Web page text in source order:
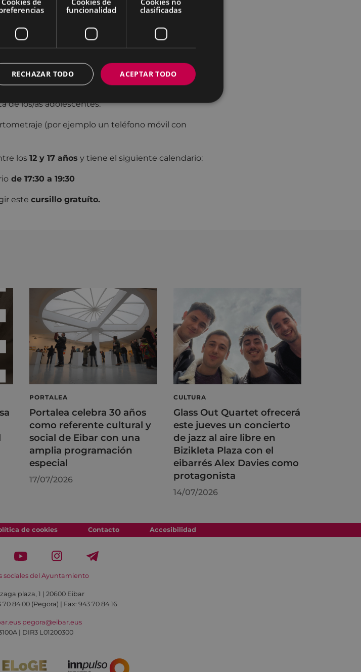
para participar en el concurso juvenil "Beldur
y realizar las grabaciones.
edición y realizar el montaje.
de los/as adolescentes:
(por ejemplo un teléfono móvil con
los 12 y 17 años y tiene el siguiente calendario:
de 17:30 a 19:30
este cursillo gratuíto.
PORTALEA
Portalea celebra 30 años
como referente cultural y
social de Eibar con una
amplia programación
especial
17/07/2026
CULTURA
Glass Out Quartet ofrecerá
este jueves un concierto
de jazz al aire libre en
Bizikleta Plaza con el
eibarrés Alex Davies como
protagonista
14/07/2026
de cookies Contacto Accesibilidad
sociales del Ayuntamiento
plaza, 1 | 20600 Eibar
70 84 00 (Pegora) | Fax: 943 70 84 16
pegora@eibar.eus
| DIR3 L01200300
funcionalidad
clasificadas
ACEPTAR TODO
RECHAZAR TODO